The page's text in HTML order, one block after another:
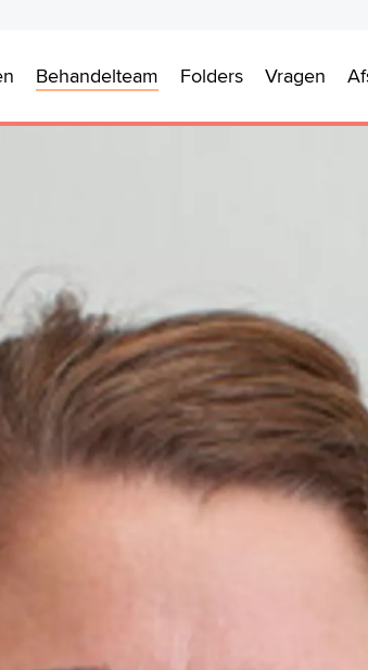
Behandelteam Folders Vragen